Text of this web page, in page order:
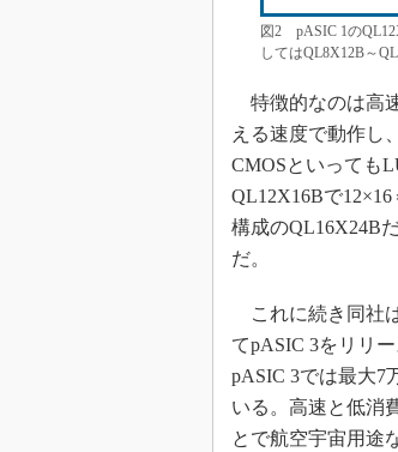
図2 pASIC 1の
してはQL8X12B～
特徴的なのは高
える速度で動作し
CMOSといっても
QL12X16Bで
構成のQL16X24B
だ。
これに続き同社
てpASIC 3をリリ
pASIC 3では最大7
いる。高速と低消
とで航空宇宙用途